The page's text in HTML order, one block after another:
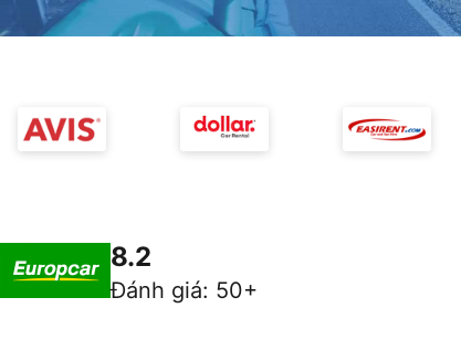
8.2
Đánh giá: 50+